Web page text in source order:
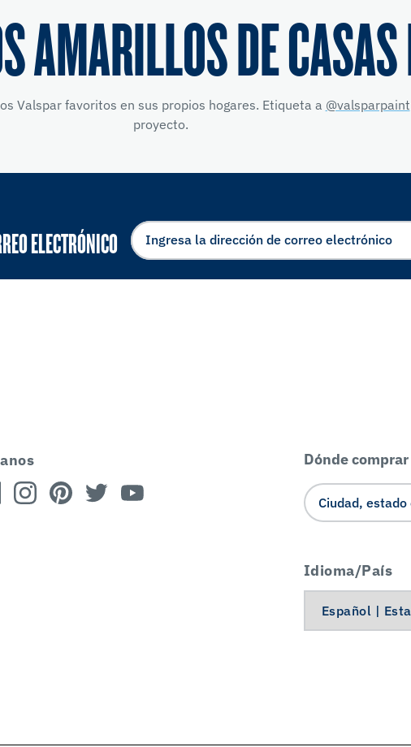
AMARILLOS DE
Valspar favoritos en sus propios hogares. Etiqueta a @valsparpaint
proyecto.
ELECTRÓNICO
Dónde comprar
Idioma/País